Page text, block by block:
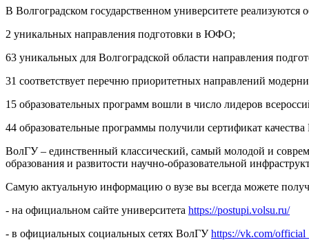
В Волгоградском государственном университете
2 уникальных направления подготовки в ЮФО;
63 уникальных для Волгоградской области направления
31 соответствует перечню приоритетных направлений
15 образовательных программ вошли в число лидеров
44 образовательные программы получили сертификат
ВолГУ – единственный классический, самый молодой и
образования и развитости научно-образовательной
Самую актуальную информацию о вузе вы всегда можете
- на официальном сайте университета https://postupi.volsu.ru/
- в официальных социальных сетях ВолГУhttps://vk.com/